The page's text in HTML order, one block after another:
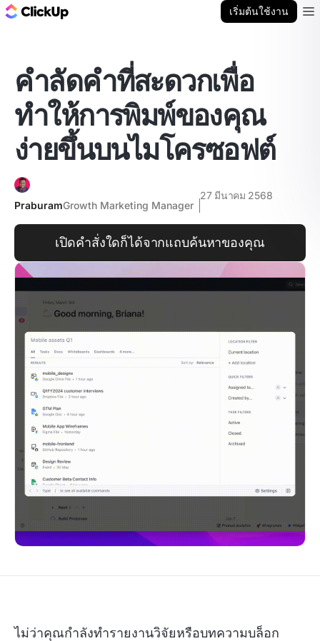
เริ่มต้นใช้งาน
คำลัดคำที่สะดวกเพื่อ
ทำให้การพิมพ์ของคุณ
ง่ายขึ้นบนไมโครซอฟต์
PraburamGrowth Marketing Manager
27 มีนาคม 2568
เปิดคำสั่งใดก็ได้จากแถบค้นหาของคุณ
ไม่ว่าคุณกำลังทำรายงานวิจัยหรือบทความบล็อก